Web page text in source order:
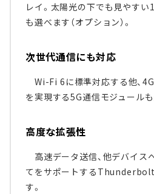
レイ。太陽光の下でも見やす
も選べます（オプション）。
次世代通信にも対応
Wi-Fi 6に標準対応する他、
を実現する5G通信モジュールも
高度な拡張性
高速データ送信、他デバイス
てをサポートする
す。